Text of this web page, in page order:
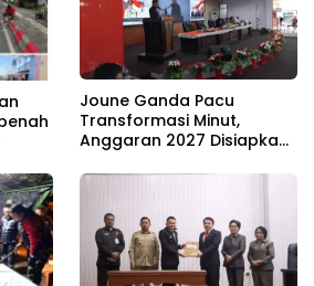
Joune Ganda Pacu
Transformasi Minut,
Anggaran 2027 Disiapkan